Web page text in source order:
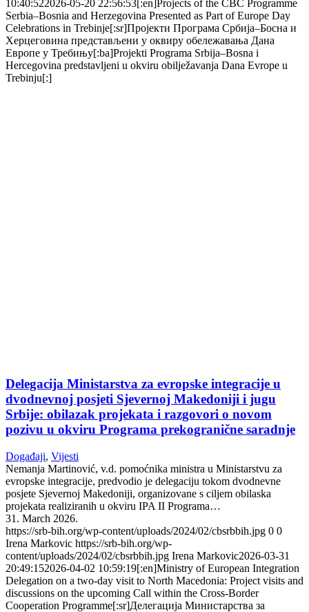
10:40:522026-05-20 22:56:53 [:en]Projects of the CBC Programme
Serbia–Bosnia and Herzegovina Presented as Part of Europe Day
Celebrations in Trebinje[:sr]Пројекти Програма Србија–Босна и
Херцеговина представљени у оквиру обележавања Дана
Европе у Требињу[:ba]Projekti Programa Srbija–Bosna i
Hercegovina predstavljeni u okviru obilježavanja Dana Evrope u
Trebinju[:]
Delegacija Ministarstva za evropske integracije u
dvodnevnoj posjeti Sjevernoj Makedoniji i jugu
Srbije: obilazak projekata i razgovori o novom
pozivu u okviru Programa prekogranične saradnje
Događaji, Vijesti
Nemanja Martinović, v.d. pomoćnika ministra u Ministarstvu za
evropske integracije, predvodio je delegaciju tokom dvodnevne
posjete Sjevernoj Makedoniji, organizovane s ciljem obilaska
projekata realiziranih u okviru IPA II Programa…
31. March 2026.
https://srb-bih.org/wp-content/uploads/2024/02/cbsrbbih.jpg 0 0
Irena Markovic https://srb-bih.org/wp-
content/uploads/2024/02/cbsrbbih.jpg Irena Markovic2026-03-31
20:49:152026-04-02 10:59:19[:en]Ministry of European Integration
Delegation on a two-day visit to North Macedonia: Project visits and
discussions on the upcoming Call within the Cross-Border
Cooperation Programme[:sr]Делегација Министарства за